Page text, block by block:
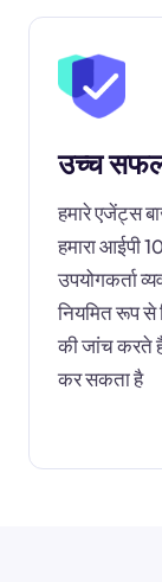
उच्च
हमारे एजेंट्स
हमारा आईपी
उपयोगकर्ता
नियमित रूप से
की जांच करते
कर सकता है